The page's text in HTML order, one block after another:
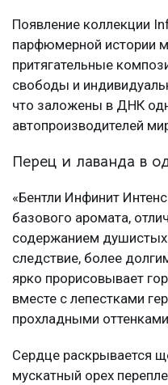
Появление коллекции
парфюмерной истории
притягательные
свободы и
что заложены в ДНК
автопроизводителей
Перец и лаванда в
«Бентли Инфинит
базового аромата,
содержанием душистых
следствие, более
ярко прорисовывает
вместе с лепестками
прохладными
Сердце раскрывается
мускатный орех